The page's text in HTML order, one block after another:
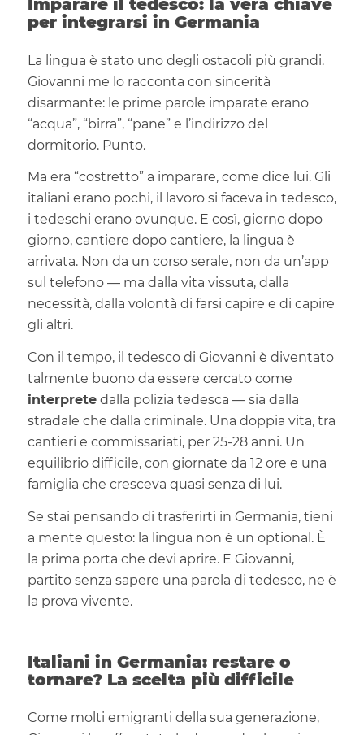
Imparare il tedesco: la vera chiave
per integrarsi in Germania
La lingua è stato uno degli ostacoli più grandi.
Giovanni me lo racconta con sincerità
disarmante: le prime parole imparate erano
“acqua”, “birra”, “pane” e l’indirizzo del
dormitorio. Punto.
Ma era “costretto” a imparare, come dice lui. Gli
italiani erano pochi, il lavoro si faceva in tedesco,
i tedeschi erano ovunque. E così, giorno dopo
giorno, cantiere dopo cantiere, la lingua è
arrivata. Non da un corso serale, non da un’app
sul telefono — ma dalla vita vissuta, dalla
necessità, dalla volontà di farsi capire e di capire
gli altri.
Con il tempo, il tedesco di Giovanni è diventato
talmente buono da essere cercato come
interpretedalla polizia tedesca — sia dalla
stradale che dalla criminale. Una doppia vita, tra
cantieri e commissariati, per 25-28 anni. Un
equilibrio difficile, con giornate da 12 ore e una
famiglia che cresceva quasi senza di lui.
Se stai pensando di trasferirti in Germania, tieni
a mente questo: la lingua non è un optional. È
la prima porta che devi aprire. E Giovanni,
partito senza sapere una parola di tedesco, ne è
la prova vivente.
Italiani in Germania: restare o
tornare? La scelta più difficile
Come molti emigranti della sua generazione,